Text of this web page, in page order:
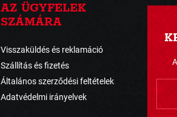
AZ ÜGYFELEK
SZÁMÁRA
Visszaküldés és reklamáció
Szállítás és fizetés
Általános szerződési feltételek
Adatvédelmi irányelvek